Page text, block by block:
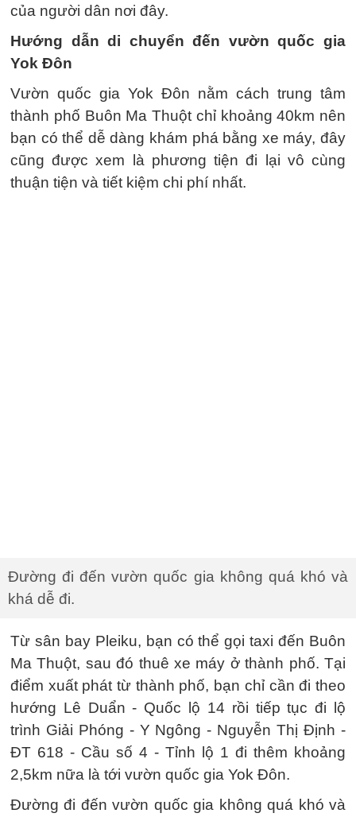
của người dân nơi đây.
Hướng dẫn di chuyển đến vườn quốc gia
Yok Đôn
Vườn quốc gia Yok Đôn nằm cách trung tâm
thành phố Buôn Ma Thuột chỉ khoảng 40km nên
bạn có thể dễ dàng khám phá bằng xe máy, đây
cũng được xem là phương tiện đi lại vô cùng
thuận tiện và tiết kiệm chi phí nhất.
Đường đi đến vườn quốc gia không quá khó và
khá dễ đi.
Từ sân bay Pleiku, bạn có thể gọi taxi đến Buôn
Ma Thuột, sau đó thuê xe máy ở thành phố. Tại
điểm xuất phát từ thành phố, bạn chỉ cần đi theo
hướng Lê Duẩn - Quốc lộ 14 rồi tiếp tục đi lộ
trình Giải Phóng - Y Ngông - Nguyễn Thị Định -
ĐT 618 - Cầu số 4 - Tỉnh lộ 1 đi thêm khoảng
2,5km nữa là tới vườn quốc gia Yok Đôn.
Đường đi đến vườn quốc gia không quá khó và